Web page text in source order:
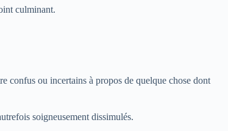
culminant.
confus ou incertains à propos de quelque chose dont
soigneusement dissimulés.